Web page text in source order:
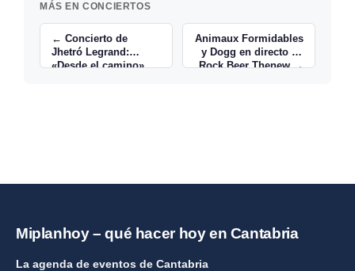
MÁS EN CONCIERTOS
← Concierto de
Jhetró Legrand:
«Desde el camino»
Animaux Formidables
y Dogg en directo en
Rock Beer Thenew →
Miplanhoy – qué hacer hoy en Cantabria
La agenda de eventos de Cantabria